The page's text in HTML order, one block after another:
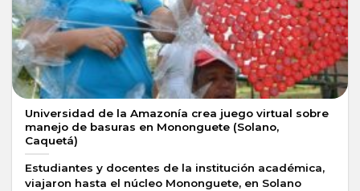
Universidad de la Amazonía crea juego virtual sobre
manejo de basuras en Mononguete (Solano,
Caquetá)
Estudiantes y docentes de la institución académica,
viajaron hasta el núcleo Mononguete, en Solano